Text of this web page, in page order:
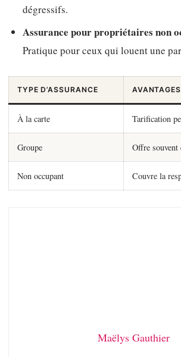
dégressifs.
Assurance pour propriétaires non
Pratique pour ceux qui louent une
TYPE D’ASSURANCE AVANTAGES
À la carte Tarification
Groupe Offre
Non occupant Couvre la
Maëlys Gauthier